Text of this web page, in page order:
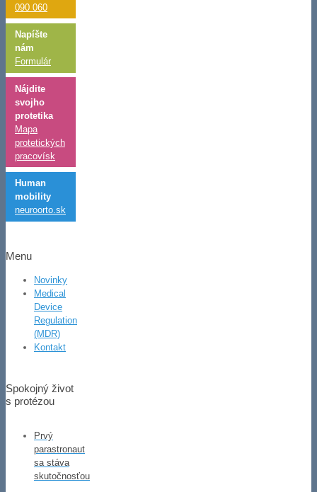
090 060
Napíšte
nám
Formulár
Nájdite
svojho
protetika
Mapa
protetických
pracovísk
Human
mobility
neuroorto.sk
Menu
Novinky
Medical
Device
Regulation
(MDR)
Kontakt
Spokojný život
s protézou
Prvý
parastronaut
sa stáva
skutočnosťou